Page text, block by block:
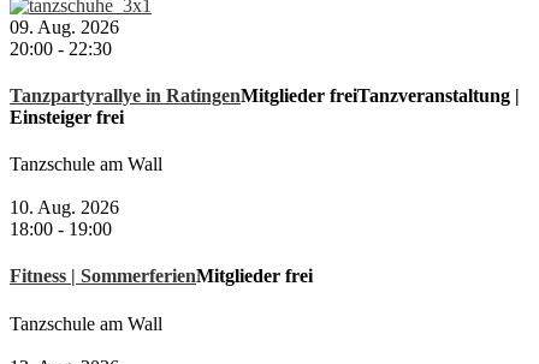
09. Aug. 2026
20:00 - 22:30
Tanzpartyrallye in RatingenMitglieder freiTanzveranstaltung |
Einsteiger frei
Tanzschule am Wall
10. Aug. 2026
18:00 - 19:00
Fitness | SommerferienMitglieder frei
Tanzschule am Wall